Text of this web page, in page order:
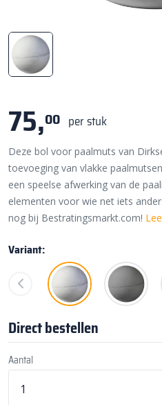
75,00 per stuk
Deze bol voor paalmuts van
toevoeging van vlakke
een speelse afwerking van de
elementen voor wie net iets
nog bij Bestratingsmarkt.com!
Variant:
Direct bestellen
Aantal